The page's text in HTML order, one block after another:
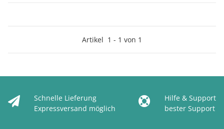
Artikel 1 - 1 von 1
Schnelle Lieferung
Expressversand möglich
Hilfe & Support
bester Support